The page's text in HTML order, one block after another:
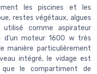
les piscines et les
restes végétaux, algues
comme aspirateur
d'un moteur 1600 w très
manière particulièrement
intégré, le vidage est
que le compartiment de